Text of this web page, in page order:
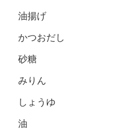
油揚げ 4
かつおだし
砂糖 1.2
みりん 0.8
しょうゆ
油 0.6